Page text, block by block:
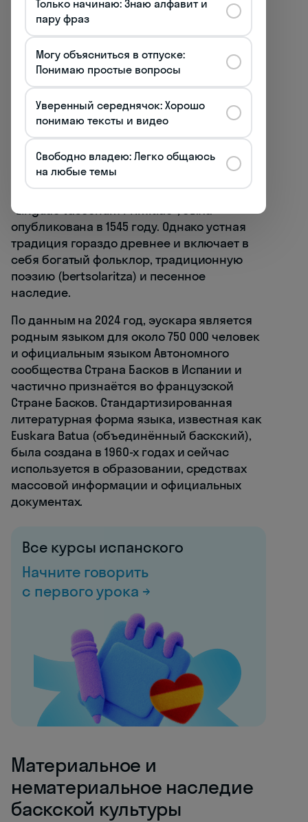
языком, известным по надписям
римского периода
Теория о том, что эускара — последний
сохранившийся представитель
древнеевропейской языковой семьи,
существовавшей до распространения
индоевропейских языков
История письменного баскского языка
относительно коротка — первая книга на
эускаре, сборник поэзии Бернара Эчепаре
"Linguae Vasconum Primitiae", была
опубликована в 1545 году. Однако устная
традиция гораздо древнее и включает в
себя богатый фольклор, традиционную
поэзию (bertsolaritza) и песенное
наследие.
По данным на 2024 год, эускара является
родным языком для около 750 000 человек
и официальным языком Автономного
сообщества Страна Басков в Испании и
частично признаётся во французской
Стране Басков. Стандартизированная
литературная форма языка, известная как
Euskara Batua (объединённый баскский),
была создана в 1960-х годах и сейчас
используется в образовании, средствах
массовой информации и официальных
документах.
Все курсы испанского
Начните говорить
с первого урока →
Материальное и
нематериальное наследие
баскской культуры
Только начинаю: Знаю алфавит и
пару фраз
Могу объясниться в отпуске:
Понимаю простые вопросы
Уверенный середнячок: Хорошо
понимаю тексты и видео
Свободно владею: Легко общаюсь
на любые темы